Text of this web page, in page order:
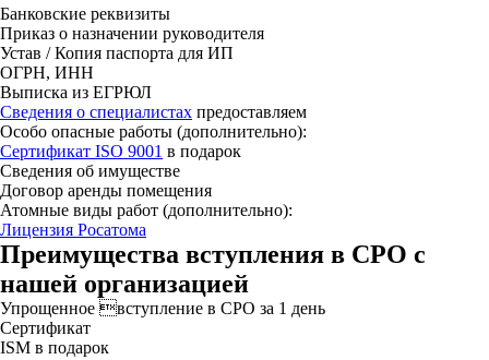
Банковские реквизиты
Приказ о назначении руководителя
Устав / Копия паспорта для ИП
ОГРН, ИНН
Выписка из ЕГРЮЛ
Сведения о специалистах предоставляем
Особо опасные работы (дополнительно):
Сертификат ISO 9001 в подарок
Сведения об имуществе
Договор аренды помещения
Атомные виды работ (дополнительно):
Лицензия Росатома
Преимущества вступления в СРО с
нашей организацией
Упрощенное вступление в СРО за 1 день
Сертификат
ISM в подарок